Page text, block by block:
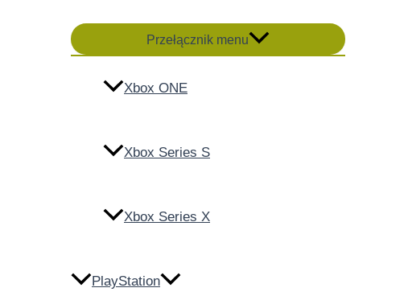
Przełącznik menu
Xbox ONE
Xbox Series S
Xbox Series X
PlayStation